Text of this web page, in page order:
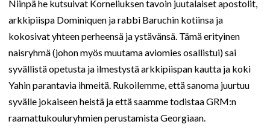
Niinpä he kutsuivat Korneliuksen tavoin juutalaiset apostolit,
arkkipiispa Dominiquen ja rabbi Baruchin kotiinsa ja
kokosivat yhteen perheensä ja ystävänsä. Tämä erityinen
naisryhmä (johon myös muutama aviomies osallistui) sai
syvällistä opetusta ja ilmestystä arkkipiispan kautta ja koki
Yahin parantavia ihmeitä. Rukoilemme, että sanoma juurtuu
syvälle jokaiseen heistä ja että saamme todistaa GRM:n
raamattukouluryhmien perustamista Georgiaan.